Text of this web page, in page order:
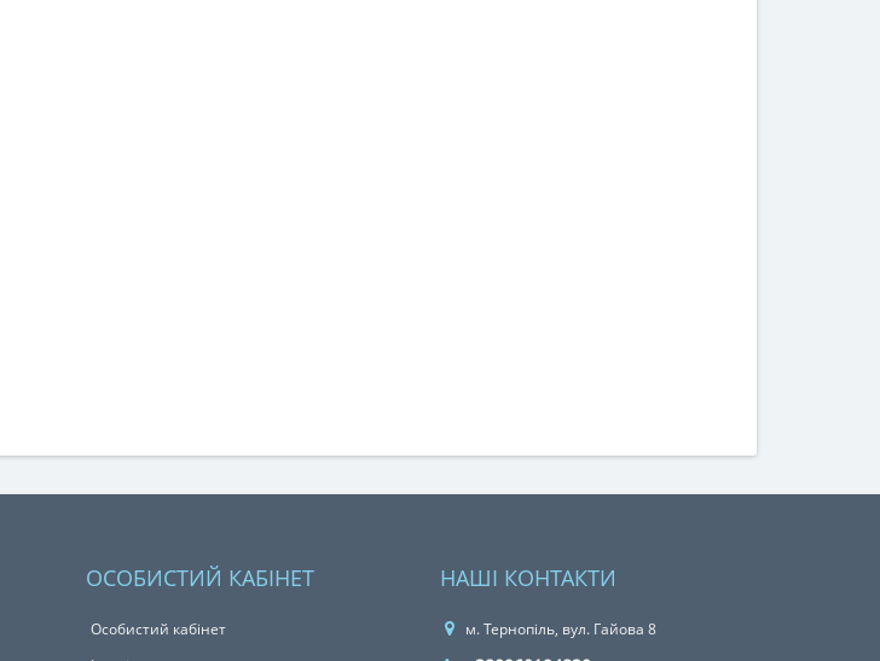
ОСОБИСТИЙ КАБІНЕТ
Особистий кабінет
НАШІ КОНТАКТИ
м. Тернопіль, вул. Гайова 8